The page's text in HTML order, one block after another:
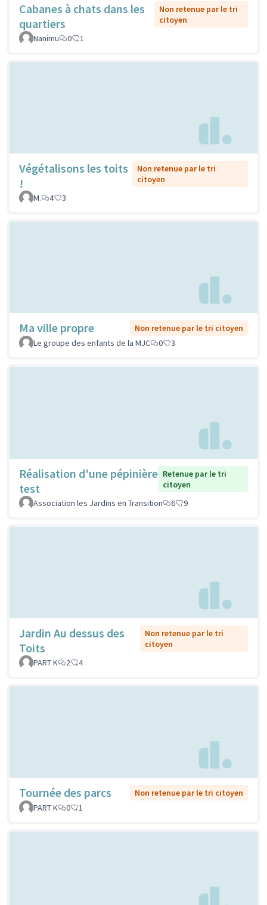
Cabanes à chats dans les
quartiers
Non retenue par le tri
citoyen
Nanimu
0 1
Végétalisons les toits
!
Non retenue par le tri
citoyen
M.
4 3
Ma ville propre
Non retenue par le tri citoyen
Le groupe des enfants de la MJC
0 3
Réalisation d'une pépinière
test
Retenue par le tri
citoyen
Association les Jardins en Transition
6 9
Jardin Au dessus des
Toits
Non retenue par le tri
citoyen
PART K
2 4
Tournée des parcs
Non retenue par le tri citoyen
PART K
0 1